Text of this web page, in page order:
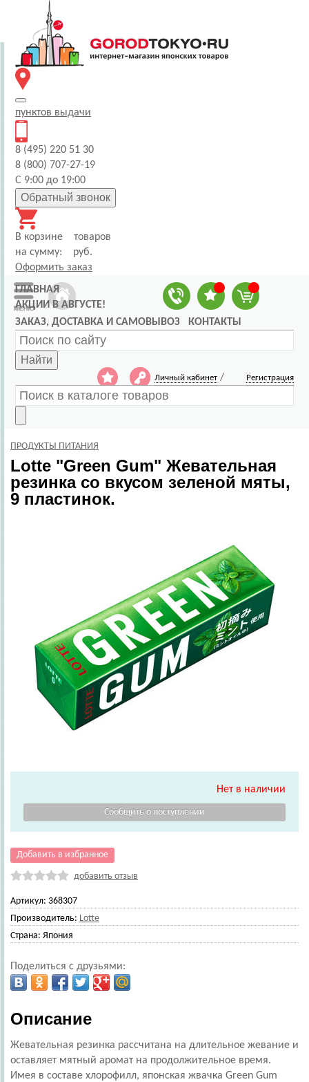
пунктов выдачи
8 (495) 220 51 30
8 (800) 707-27-19
С 9:00 до 19:00
Обратный звонок
В корзине
товаров
на сумму:
руб.
Оформить заказ
ГЛАВНАЯ
АКЦИИ В АВГУСТЕ!
ЗАКАЗ, ДОСТАВКА И САМОВЫВОЗ
КОНТАКТЫ
Найти
Личный кабинет / Регистрация
ПРОДУКТЫ ПИТАНИЯ
Lotte "Green Gum" Жевательная
резинка со вкусом зеленой мяты,
9 пластинок.
Нет в наличии
Добавить в избранное
добавить отзыв
Артикул: 368307
Производитель: Lotte
Страна: Япония
Поделиться с друзьями:
Описание
Жевательная резинка рассчитана на длительное жевание и
оставляет мятный аромат на продолжительное время.
Имея в составе хлорофилл, японская жвачка Green Gum